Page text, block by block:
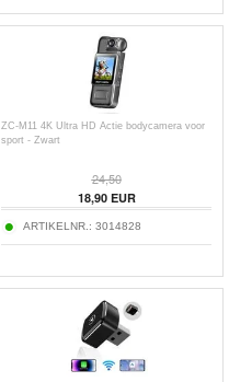
ZC-M11 4K Ultra HD Actie bodycamera voor
sport - Zwart
24,50
18,90EUR
ARTIKELNR.: 3014828